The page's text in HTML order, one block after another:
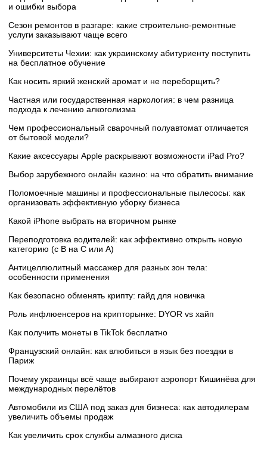
и ошибки выбора
Сезон ремонтов в разгаре: какие строительно-ремонтные
услуги заказывают чаще всего
Университеты Чехии: как украинскому абитуриенту поступить
на бесплатное обучение
Как носить яркий женский аромат и не переборщить?
Частная или государственная наркология: в чем разница
подхода к лечению алкоголизма
Чем профессиональный сварочный полуавтомат отличается
от бытовой модели?
Какие аксессуары Apple раскрывают возможности iPad Pro?
Выбор зарубежного онлайн казино: на что обратить внимание
Поломоечные машины и профессиональные пылесосы: как
организовать эффективную уборку бизнеса
Какой iPhone выбрать на вторичном рынке
Переподготовка водителей: как эффективно открыть новую
категорию (с B на C или А)
Антицеллюлитный массажер для разных зон тела:
особенности применения
Как безопасно обменять крипту: гайд для новичка
Роль инфлюенсеров на крипторынке: DYOR vs хайп
Как получить монеты в TikTok бесплатно
Французский онлайн: как влюбиться в язык без поездки в
Париж
Почему украинцы всё чаще выбирают аэропорт Кишинёва для
международных перелётов
Автомобили из США под заказ для бизнеса: как автодилерам
увеличить объемы продаж
Как увеличить срок службы алмазного диска